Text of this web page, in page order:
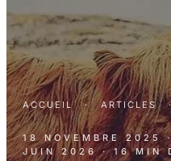
ACCUEIL · ARTICLES
18 NOVEMBRE 2025
JUIN 2026 · 16 MIN